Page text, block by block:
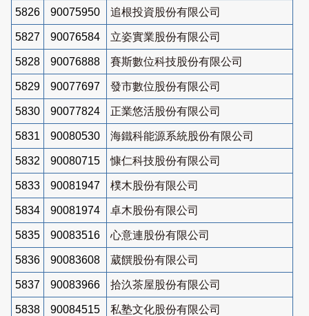
5826 90075950 追根投資股份有限公司
5827 90076584 立姿實業股份有限公司
5828 90076888 賽斯數位科技股份有限公司
5829 90077697 發市數位股份有限公司
5830 90077824 正業悠活股份有限公司
5831 90080530 海鐵科能源系統股份有限公司
5832 90080715 慷仁科技股份有限公司
5833 90081947 樸木股份有限公司
5834 90081974 卓木股份有限公司
5835 90083516 心意連股份有限公司
5836 90083608 葳饌股份有限公司
5837 90083966 拾汣茶屋股份有限公司
5838 90084515 私塾文化股份有限公司